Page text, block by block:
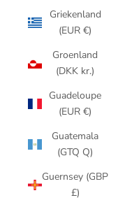
Griekenland
(EUR €)
Groenland
(DKK kr.)
Guadeloupe
(EUR €)
Guatemala
(GTQ Q)
Guernsey (GBP
£)